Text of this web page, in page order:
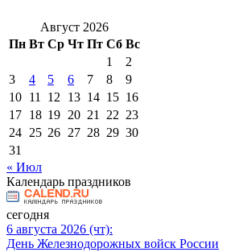
Август 2026
Пн Вт Ср Чт Пт Сб Вс
1
2
3
4 5 6 7 8
9
10 11 12 13 14 15 16
17 18 19 20 21 22 23
24 25 26 27 28 29 30
31
« Июл
Календарь праздников
сегодня
6 августа 2026 (чт):
День Железнодорожных войск России